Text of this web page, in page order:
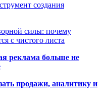
создания
силы: почему
с чистого листа
реклама больше не
продажи, аналитику и